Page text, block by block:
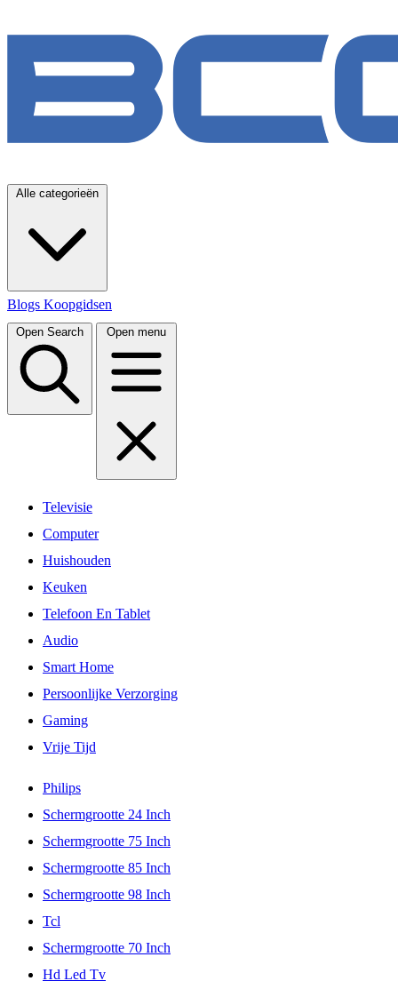
Alle categorieën
Blogs Koopgidsen
Open Search Open menu
Televisie
Computer
Huishouden
Keuken
Telefoon En Tablet
Audio
Smart Home
Persoonlijke Verzorging
Gaming
Vrije Tijd
Philips
Schermgrootte 24 Inch
Schermgrootte 75 Inch
Schermgrootte 85 Inch
Schermgrootte 98 Inch
Tcl
Schermgrootte 70 Inch
Hd Led Tv